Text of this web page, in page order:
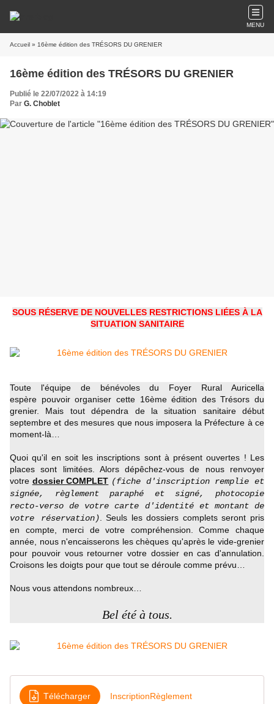
MENU
Accueil » 16ème édition des TRÉSORS DU GRENIER
16ème édition des TRÉSORS DU GRENIER
Publié le 22/07/2022 à 14:19
Par G. Choblet
SOUS RÉSERVE DE NOUVELLES RESTRICTIONS LIÉES À LA
SITUATION SANITAIRE
Toute l'équipe de bénévoles du Foyer Rural Auricella
espère pouvoir organiser cette 16ème édition des Trésors du
grenier. Mais tout dépendra de la situation sanitaire début
septembre et des mesures que nous imposera la Préfecture à ce
moment-là…
Quoi qu'il en soit les inscriptions sont à présent ouvertes ! Les
places sont limitées. Alors dépêchez-vous de nous renvoyer
votre dossier COMPLET (fiche d'inscription remplie et
signée, règlement paraphé et signé, photocopie
recto-verso de votre carte d'identité et montant de
votre réservation) . Seuls les dossiers complets seront pris
en compte, merci de votre compréhension. Comme chaque
année, nous n'encaisserons les chèques qu'après le vide-grenier
pour pouvoir vous retourner votre dossier en cas d'annulation.
Croisons les doigts pour que tout se déroule comme prévu…
Nous vous attendons nombreux…
Bel été à tous.
Télécharger InscriptionRèglement